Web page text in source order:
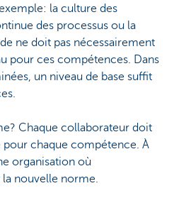
la culture des
des processus ou la
ne doit pas nécessairement
pour ces compétences. Dans
un niveau de base suffit
Chaque collaborateur doit
pour chaque compétence. À
organisation où
la nouvelle norme.